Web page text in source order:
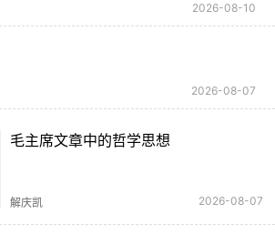
2026-08-10
2026-08-07
毛主席文章中的哲学思想
解庆凯 2026-08-07